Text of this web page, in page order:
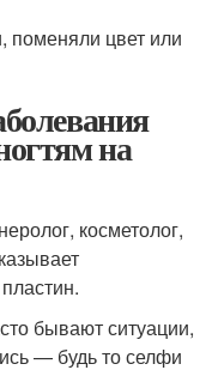
поменяли цвет или
на
косметолог,
бывают ситуации,
— будь то селфи